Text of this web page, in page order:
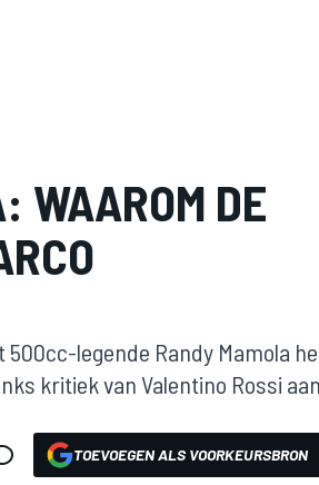
WAAROM DE
legende Randy Mamola
kritiek van Valentino Rossi aan
TOEVOEGEN ALS VOORKEURSBRON